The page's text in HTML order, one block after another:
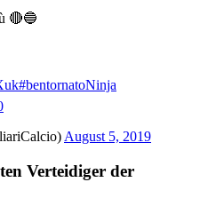
🔴🔵
#bentornatoNinja
August 5, 2019
Verteidiger der